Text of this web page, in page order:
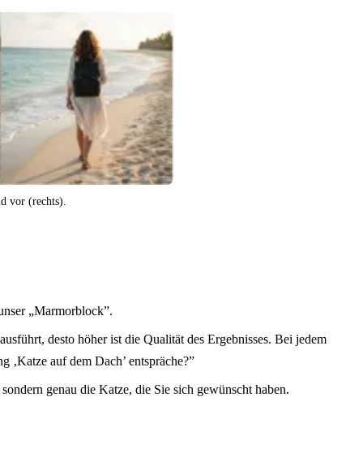
vor (rechts).
„Marmorblock”.
desto höher ist die Qualität des Ergebnisses. Bei jedem
‚Katze auf dem Dach’ entspräche?”
genau die Katze, die Sie sich gewünscht haben.